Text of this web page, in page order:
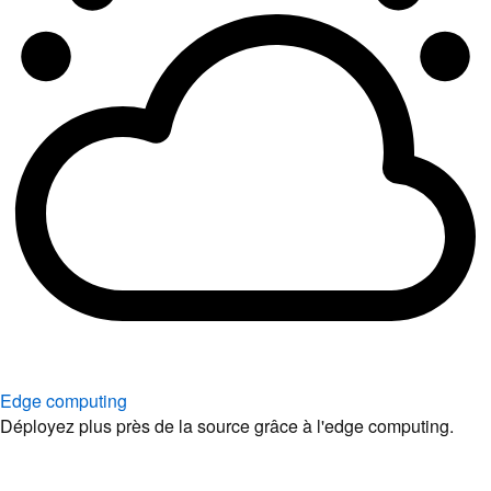
Edge computing
Déployez plus près de la source grâce à l'edge computing.